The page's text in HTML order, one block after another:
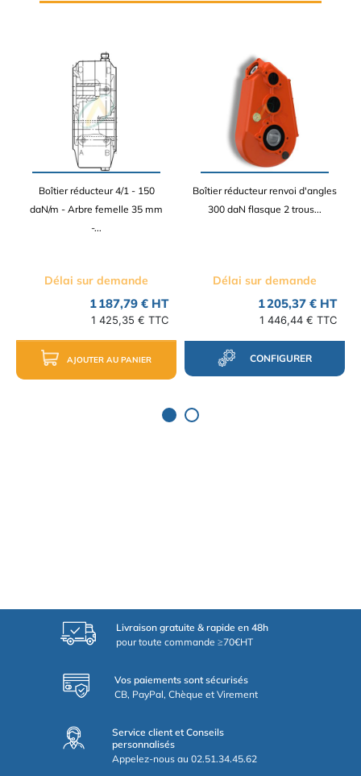
Boîtier réducteur 4/1 - 150
daN/m - Arbre femelle 35 mm
-...
Délai sur demande
1 187,79 € HT
1 425,35 € TTC
AJOUTER AU PANIER
Boîtier réducteur renvoi d'angles
300 daN flasque 2 trous...
Délai sur demande
1 205,37 € HT
1 446,44 € TTC
CONFIGURER
Livraison gratuite & rapide en 48h
pour toute commande ≥70€HT
Vos paiements sont sécurisés
CB, PayPal, Chèque et Virement
Service client et Conseils
personnalisés
Appelez-nous au 02.51.34.45.62